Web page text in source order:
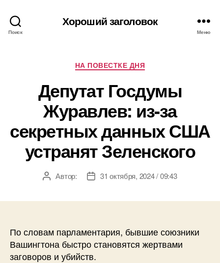
Поиск
Хороший заголовок
Меню
Рубрики
НА ПОВЕСТКЕ ДНЯ
Депутат Госдумы
Журавлев: из-за
секретных данных США
устранят Зеленского
АвторАвтор:
Дата31 октября, 2024 / 09:43
По словам парламентария, бывшие союзники
Вашингтона быстро становятся жертвами
заговоров и убийств.